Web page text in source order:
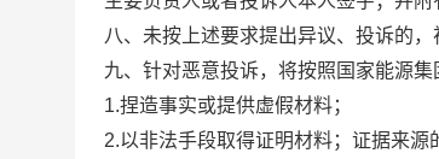
八、未按上述要求提出异议、投诉的，
九、针对恶意投诉，将按照国家能源集
1.捏造事实或提供虚假材料；
2.以非法手段取得证明材料；证据来